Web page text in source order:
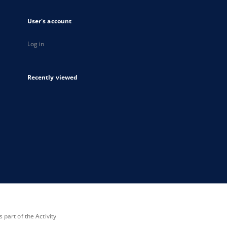
User's account
Log in
Recently viewed
part of the Activity